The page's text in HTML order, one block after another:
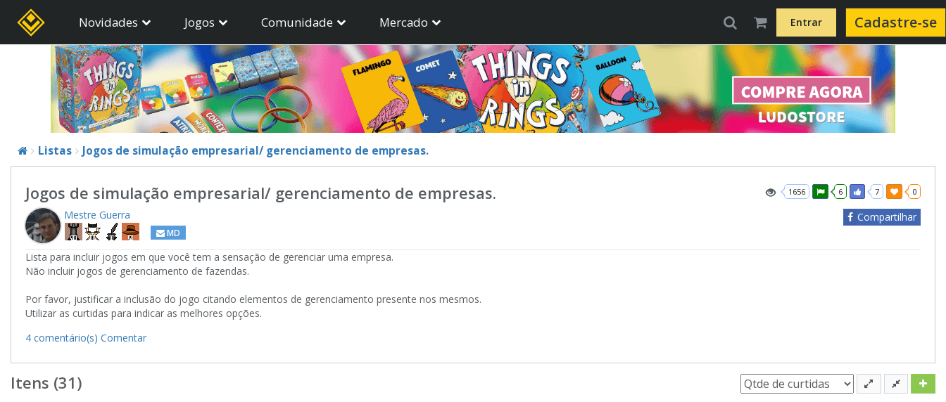
Novidades Jogos Comunidade Mercado Entrar Cadastre-se
Listas Jogos de simulação empresarial/ gerenciamento de empresas.
1656 6 7 0
Compartilhar
Jogos de simulação empresarial/ gerenciamento de empresas.
Mestre Guerra
MD
Lista para incluir jogos em que você tem a sensação de gerenciar uma empresa.
Não incluir jogos de gerenciamento de fazendas.
Por favor, justificar a inclusão do jogo citando elementos de gerenciamento presente nos mesmos.
Utilizar as curtidas para indicar as melhores opções.
4 comentário(s) Comentar
Itens (31)